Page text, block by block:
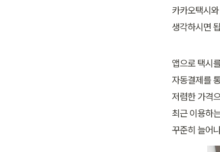
카카오택시
생각하시면
앱으로 택시
자동결제를
저렴한 가격
최근 이용하
꾸준히 늘어